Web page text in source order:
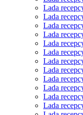
Lada
Lada
Lada
Lada
Lada
Lada
Lada
Lada
Lada
Lada
Lada
Lada